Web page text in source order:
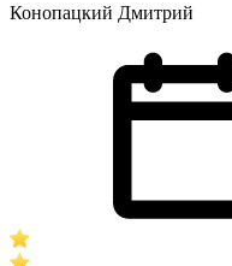
Конопацкий Дмитрий